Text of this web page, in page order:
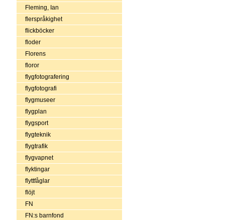
Fleming, Ian
flerspråkighet
flickböcker
floder
Florens
floror
flygfotografering
flygfotografi
flygmuseer
flygplan
flygsport
flygteknik
flygtrafik
flygvapnet
flyktingar
flyttfåglar
flöjt
FN
FN:s barnfond